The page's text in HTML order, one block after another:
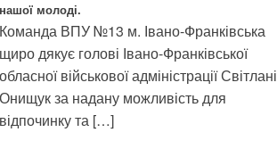
нашої молоді.
Команда ВПУ №13 м. Івано-Франківська
щиро дякує голові Івано-Франківської
обласної військової адміністрації Світлані
Онищук за надану можливість для
відпочинку та […]